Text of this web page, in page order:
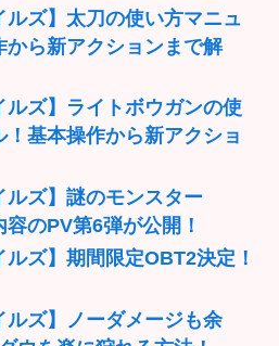
ルズ】太刀の使い方マニュ
から新アクションまで解
ルズ】ライトボウガンの使
！基本操作から新アクショ
ルズ】謎のモンスター
のPV第6弾が公開！
ルズ】期間限定OBT2決定！
ルズ】ノーダメージも余